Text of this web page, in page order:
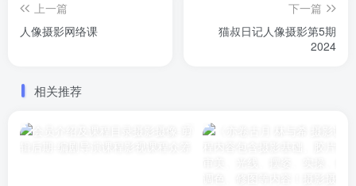
上一篇
人像摄影网络课
下一篇
猫叔日记人像摄影第5期
2024
相关推荐